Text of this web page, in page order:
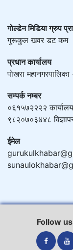
गोल्डेन मिडिया ग्रुप
गुरूकुल खवर डट कम
प्रधान कार्यालय
पोखरा
सम्पर्क नम्बर
०६१५७२२२२ कार्यालय
९८२०७०३४४८
ईमेल
Follow